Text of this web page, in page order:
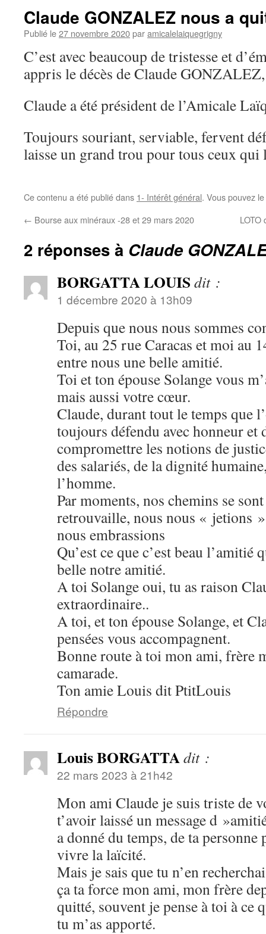
Claude GONZALEZ nous a
Publié le27 novembre 2020paramicalelaiquegrigny
C’est avec beaucoup de tristesse et
appris le décès de Claude
Claude a été président de l’Amicale
Toujours souriant, serviable, fervent
laisse un grand trou pour tous ceux qui
Ce contenu a été publié dans 1- Intérêt général. Vous pouvez
← Bourse aux minéraux -28 et 29 mars 2020
2 réponses à Claude
BORGATTA LOUIS dit :
1 décembre 2020 à 13h09
Depuis que nous nous sommes
Toi, au 25 rue Caracas et moi au
entre nous une belle amitié.
Toi et ton épouse Solange vous
mais aussi votre cœur.
Claude, durant tout le temps que
toujours défendu avec honneur et
compromettre les notions de
des salariés, de la dignité
l’homme.
Par moments, nos chemins se
retrouvaille, nous nous « jetions
nous embrassions
Qu’est ce que c’est beau l’amitié
belle notre amitié.
A toi Solange oui, tu as raison
extraordinaire..
A toi, et ton épouse Solange, et
pensées vous accompagnent.
Bonne route à toi mon ami, frère
camarade.
Ton amie Louis dit PtitLouis
Répondre
Louis BORGATTAdit :
22 mars 2023 à 21h42
Mon ami Claude je suis triste de
t’avoir laissé un message d
a donné du temps, de ta personne
vivre la laïcité.
Mais je sais que tu n’en
ça ta force mon ami, mon frère
quitté, souvent je pense à toi à ce
tu m’as apporté.